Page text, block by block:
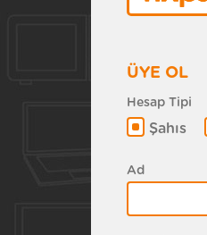
ÜYE OL
Hesap Tipi
Şahıs
Ad